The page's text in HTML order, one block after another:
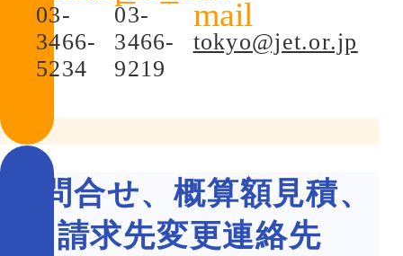
03-
3466-
5234
03-
3466-
9219
tokyo@jet.or.jp
お問合せ、概算額見積、
請求先変更連絡先